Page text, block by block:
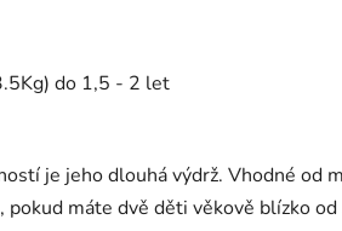
do 1,5 - 2 let
je jeho dlouhá výdrž. Vhodné od
máte dvě děti věkově blízko od